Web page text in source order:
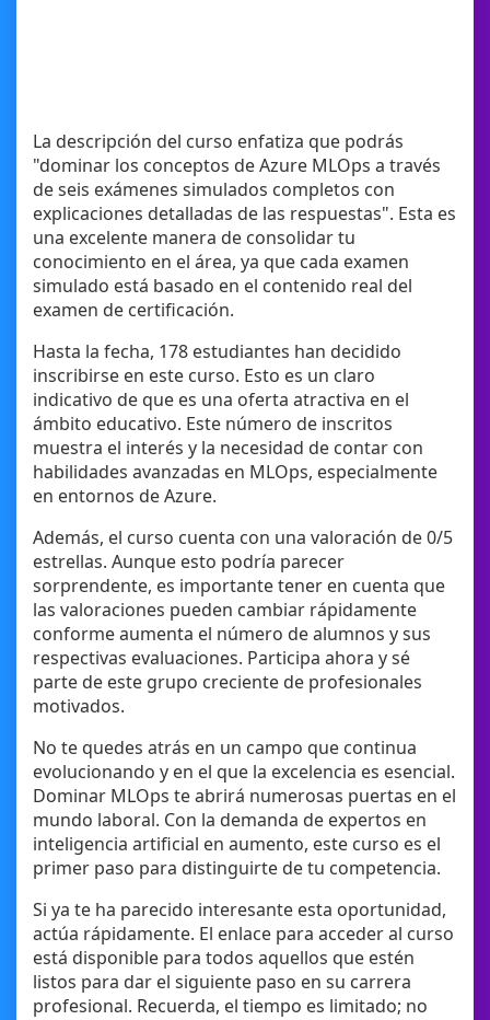
La descripción del curso enfatiza que podrás
"dominar los conceptos de Azure MLOps a través
de seis exámenes simulados completos con
explicaciones detalladas de las respuestas". Esta es
una excelente manera de consolidar tu
conocimiento en el área, ya que cada examen
simulado está basado en el contenido real del
examen de certificación.
Hasta la fecha, 178 estudiantes han decidido
inscribirse en este curso. Esto es un claro
indicativo de que es una oferta atractiva en el
ámbito educativo. Este número de inscritos
muestra el interés y la necesidad de contar con
habilidades avanzadas en MLOps, especialmente
en entornos de Azure.
Además, el curso cuenta con una valoración de 0/5
estrellas. Aunque esto podría parecer
sorprendente, es importante tener en cuenta que
las valoraciones pueden cambiar rápidamente
conforme aumenta el número de alumnos y sus
respectivas evaluaciones. Participa ahora y sé
parte de este grupo creciente de profesionales
motivados.
No te quedes atrás en un campo que continua
evolucionando y en el que la excelencia es esencial.
Dominar MLOps te abrirá numerosas puertas en el
mundo laboral. Con la demanda de expertos en
inteligencia artificial en aumento, este curso es el
primer paso para distinguirte de tu competencia.
Si ya te ha parecido interesante esta oportunidad,
actúa rápidamente. El enlace para acceder al curso
está disponible para todos aquellos que estén
listos para dar el siguiente paso en su carrera
profesional. Recuerda, el tiempo es limitado; no